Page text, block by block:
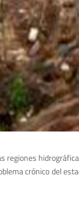
regiones
crónico del